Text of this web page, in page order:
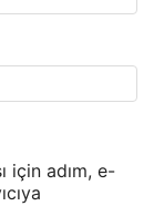
için adım, e-